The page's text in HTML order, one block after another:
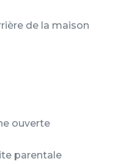
de la maison
ouverte
parentale